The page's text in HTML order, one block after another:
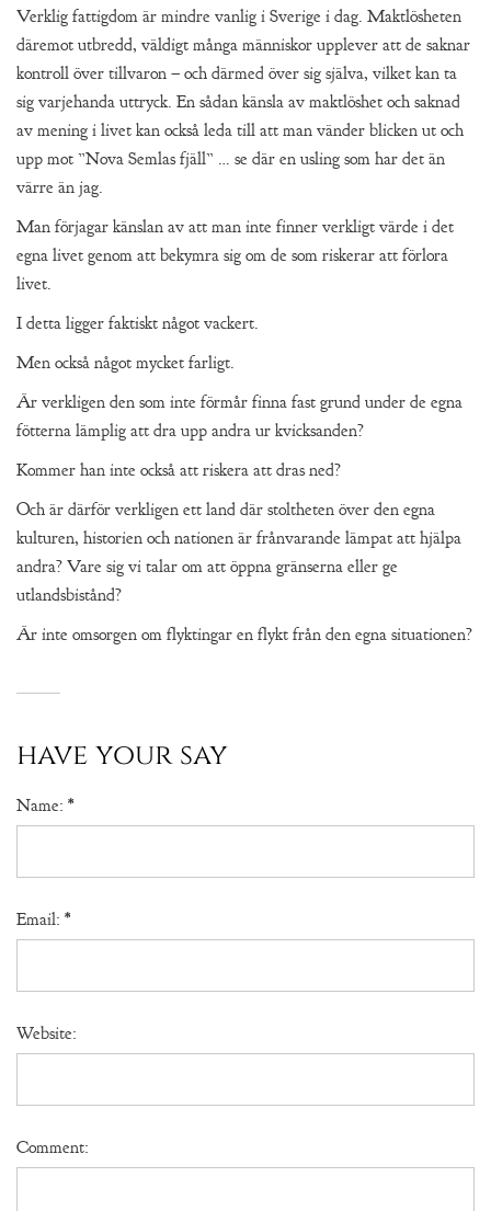
Verklig fattigdom är mindre vanlig i Sverige i dag. Maktlösheten
däremot utbredd, väldigt många människor upplever att de saknar
kontroll över tillvaron – och därmed över sig själva, vilket kan ta
sig varjehanda uttryck. En sådan känsla av maktlöshet och saknad
av mening i livet kan också leda till att man vänder blicken ut och
upp mot ”Nova Semlas fjäll” … se där en usling som har det än
värre än jag.
Man förjagar känslan av att man inte finner verkligt värde i det
egna livet genom att bekymra sig om de som riskerar att förlora
livet.
I detta ligger faktiskt något vackert.
Men också något mycket farligt.
Är verkligen den som inte förmår finna fast grund under de egna
fötterna lämplig att dra upp andra ur kvicksanden?
Kommer han inte också att riskera att dras ned?
Och är därför verkligen ett land där stoltheten över den egna
kulturen, historien och nationen är frånvarande lämpat att hjälpa
andra? Vare sig vi talar om att öppna gränserna eller ge
utlandsbistånd?
Är inte omsorgen om flyktingar en flykt från den egna situationen?
have your say
Name: *
Email: *
Website:
Comment: